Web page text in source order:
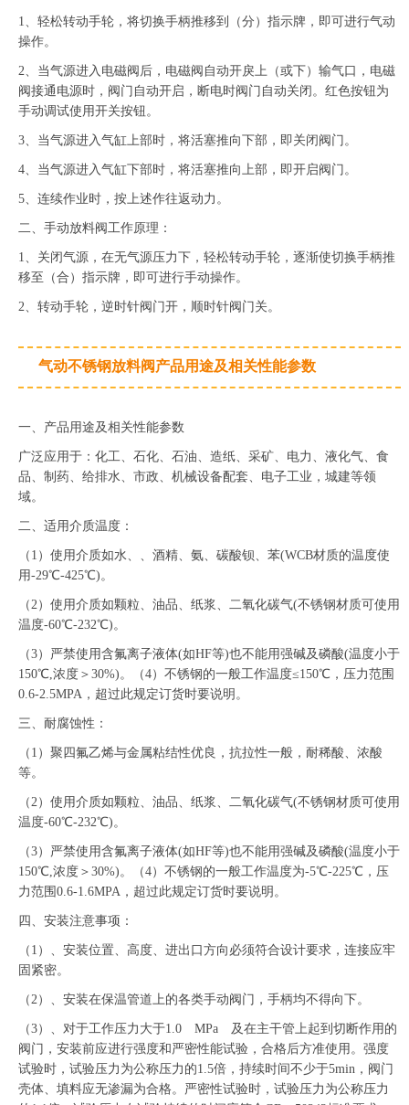
1、轻松转动手轮，将切换手柄推移到（分）指示牌，即可进行气动
操作。
2、当气源进入电磁阀后，电磁阀自动开戾上（或下）输气口，电磁
阀接通电源时，阀门自动开启，断电时阀门自动关闭。红色按钮为
手动调试使用开关按钮。
3、当气源进入气缸上部时，将活塞推向下部，即关闭阀门。
4、当气源进入气缸下部时，将活塞推向上部，即开启阀门。
5、连续作业时，按上述作往返动力。
二、手动放料阀工作原理：
1、关闭气源，在无气源压力下，轻松转动手轮，逐渐使切换手柄推
移至（合）指示牌，即可进行手动操作。
2、转动手轮，逆时针阀门开，顺时针阀门关。
气动不锈钢放料阀产品用途及相关性能参数
一、产品用途及相关性能参数
广泛应用于：化工、石化、石油、造纸、采矿、电力、液化气、食
品、制药、给排水、市政、机械设备配套、电子工业，城建等领
域。
二、适用介质温度：
（1）使用介质如水、、酒精、氨、碳酸钡、苯(WCB材质的温度使
用-29℃-425℃)。
（2）使用介质如颗粒、油品、纸浆、二氧化碳气(不锈钢材质可使用
温度-60℃-232℃)。
（3）严禁使用含氟离子液体(如HF等)也不能用强碱及磷酸(温度小于
150℃,浓度＞30%)。（4）不锈钢的一般工作温度≤150℃，压力范围
0.6-2.5MPA，超过此规定订货时要说明。
三、耐腐蚀性：
（1）聚四氟乙烯与金属粘结性优良，抗拉性一般，耐稀酸、浓酸
等。
（2）使用介质如颗粒、油品、纸浆、二氧化碳气(不锈钢材质可使用
温度-60℃-232℃)。
（3）严禁使用含氟离子液体(如HF等)也不能用强碱及磷酸(温度小于
150℃,浓度＞30%)。（4）不锈钢的一般工作温度为-5℃-225℃，压
力范围0.6-1.6MPA，超过此规定订货时要说明。
四、安装注意事项：
（1）、安装位置、高度、进出口方向必须符合设计要求，连接应牢
固紧密。
（2）、安装在保温管道上的各类手动阀门，手柄均不得向下。
（3）、对于工作压力大于1.0 MPa 及在主干管上起到切断作用的
阀门，安装前应进行强度和严密性能试验，合格后方准使用。强度
试验时，试验压力为公称压力的1.5倍，持续时间不少于5min，阀门
壳体、填料应无渗漏为合格。严密性试验时，试验压力为公称压力